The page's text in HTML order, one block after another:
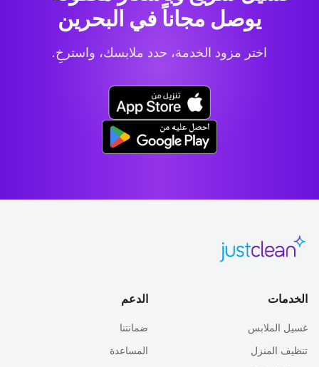
يوصل مجاناً في البحرين
اختر مزود الخدمة، حدد ملابسك، واسترخِ.
الخدمات
غسيل الملابس
تنظيف المنزل
الدعم
ضمانتنا
المساعدة